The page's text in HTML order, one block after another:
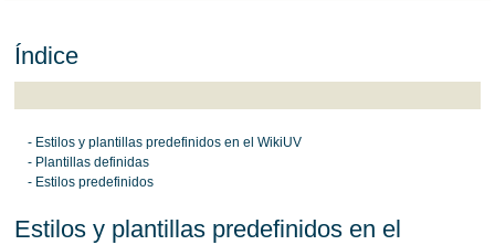
Índice
- Estilos y plantillas predefinidos en el WikiUV
- Plantillas definidas
- Estilos predefinidos
Estilos y plantillas predefinidos en el